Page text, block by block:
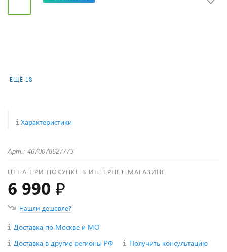
ЕЩЁ 18
Характеристики
Арт.: 4670078627773
ЦЕНА ПРИ ПОКУПКЕ В ИНТЕРНЕТ-МАГАЗИНЕ
6 990 ₽
Нашли дешевле?
Доставка по Москве и МО
Доставка в другие регионы РФ
Получить консультацию